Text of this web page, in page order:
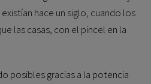
hace un siglo, cuando los
las casas, con el pincel en la
posibles gracias a la potencia